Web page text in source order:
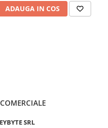
ADAUGA IN COS
SRL